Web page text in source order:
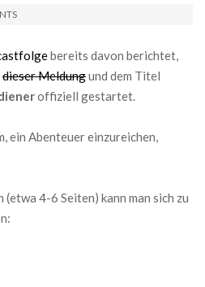
bereits davon berichtet,
dieser Meldungund dem Titel
offiziell gestartet.
ein Abenteuer einzureichen,
4-6 Seiten) kann man sich zu